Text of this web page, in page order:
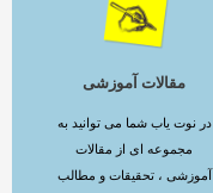
مقالات آموزشی
در نوت یاب شما می توانید به
مجموعه ای از مقالات
آموزشی ، تحقیقات و مطالب